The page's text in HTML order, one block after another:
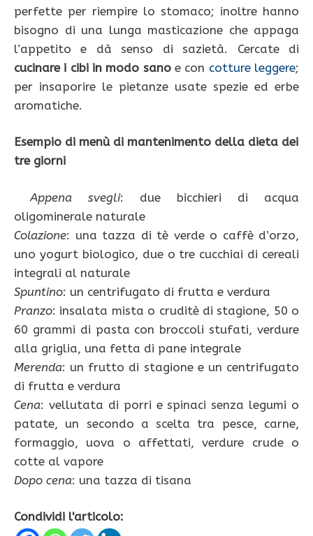
perfette per riempire lo stomaco; inoltre hanno
bisogno di una lunga masticazione che appaga
l’appetito e dà senso di sazietà. Cercate di
cucinare i cibi in modo sanoe con cotture leggere;
per insaporire le pietanze usate spezie ed erbe
aromatiche.
Esempio di menù di mantenimento della dieta dei
tre giorni
Appena svegli: due bicchieri di acqua
oligominerale naturale
Colazione: una tazza di tè verde o caffè d’orzo,
uno yogurt biologico, due o tre cucchiai di cereali
integrali al naturale
Spuntino: un centrifugato di frutta e verdura
Pranzo: insalata mista o cruditè di stagione, 50 o
60 grammi di pasta con broccoli stufati, verdure
alla griglia, una fetta di pane integrale
Merenda: un frutto di stagione e un centrifugato
di frutta e verdura
Cena: vellutata di porri e spinaci senza legumi o
patate, un secondo a scelta tra pesce, carne,
formaggio, uova o affettati, verdure crude o
cotte al vapore
Dopo cena: una tazza di tisana
Condividi l'articolo: